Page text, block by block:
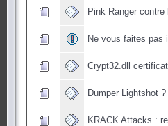
Pink Ranger contre
Ne vous faites pas
Crypt32.dll
Dumper Lightshot ?
KRACK Attacks :